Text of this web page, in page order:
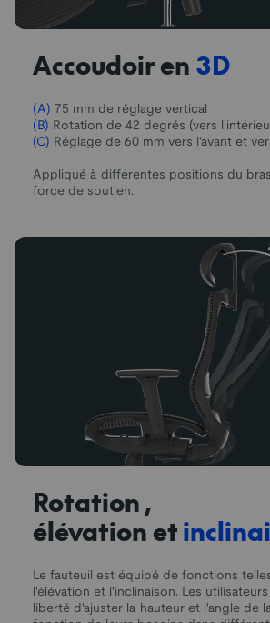
Accoudoir en 3D
(A) 75 mm de réglage vertical
(B) Rotation de 42 degrés (vers
(C) Réglage de 60 mm vers l'avant et
Appliqué à différentes positions du
force de soutien.
Rotation,
élévation et
Le fauteuil est équipé de fonctions
l'élévation et l'inclinaison. Les
liberté d'ajuster la hauteur et l'angle de